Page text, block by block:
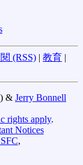
(RSS) | 教育 |
) & Jerry Bonnell
rights apply.
Notices
,